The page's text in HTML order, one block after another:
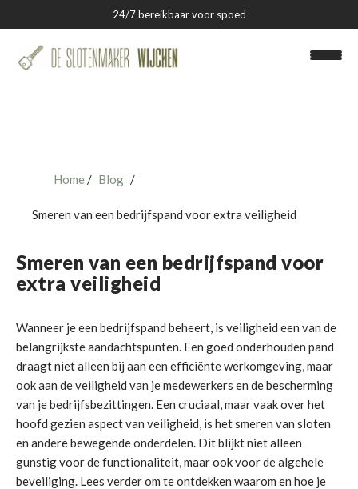
24/7 bereikbaar voor spoed
Slotenmaker Wijchen
Over ons
Blog
Home Blog
Smeren van een bedrijfspand voor extra veiligheid
Smeren van een bedrijfspand voor
extra veiligheid
Wanneer je een bedrijfspand beheert, is veiligheid een van de
belangrijkste aandachtspunten. Een goed onderhouden pand
draagt niet alleen bij aan een efficiënte werkomgeving, maar
ook aan de veiligheid van je medewerkers en de bescherming
van je bedrijfsbezittingen. Een cruciaal, maar vaak over het
hoofd gezien aspect van veiligheid, is het smeren van sloten
en andere bewegende onderdelen. Dit blijkt niet alleen
gunstig voor de functionaliteit, maar ook voor de algehele
beveiliging. Lees verder om te ontdekken waarom en hoe je